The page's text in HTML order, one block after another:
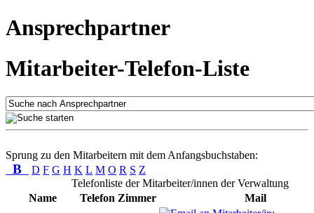
Ansprechpartner
Mitarbeiter-Telefon-Liste
Sprung zu den Mitarbeitern mit dem Anfangsbuchstaben:
B D F G H K L M O R S Z
Telefonliste der Mitarbeiter/innen der Verwaltung
Name
Telefon Zimmer
Mail